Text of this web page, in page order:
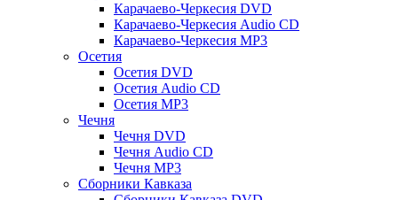
Карачаево-Черкесия DVD
Карачаево-Черкесия Audio CD
Карачаево-Черкесия MP3
Осетия
Осетия DVD
Осетия Audio CD
Осетия MP3
Чечня
Чечня DVD
Чечня Audio CD
Чечня MP3
Сборники Кавказа